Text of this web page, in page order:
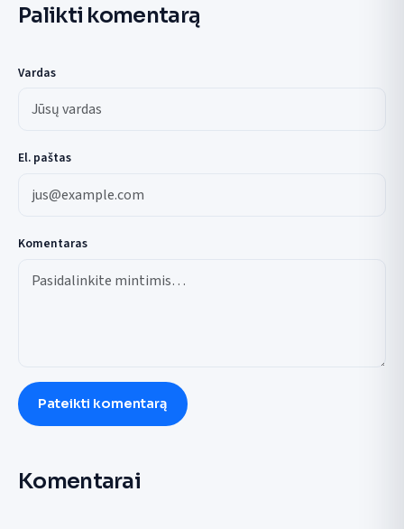
Palikti komentarą
Vardas
El. paštas
Komentaras
Pateikti komentarą
Komentarai